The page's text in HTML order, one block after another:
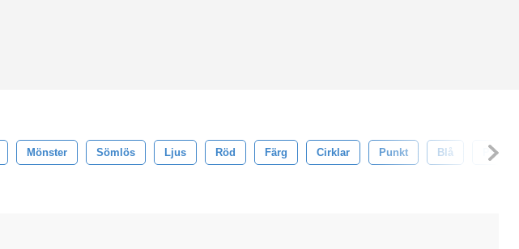
Mönster Sömlös Ljus Röd Färg Cirklar Punkt Blå Papper